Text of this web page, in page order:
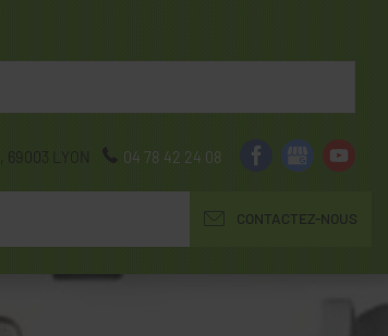
69003 LYON 04 78 42 24 08
CONTACTEZ-NOUS